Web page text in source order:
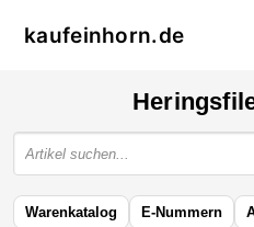
kaufeinhorn.de
Warenkatalog E-Nummern